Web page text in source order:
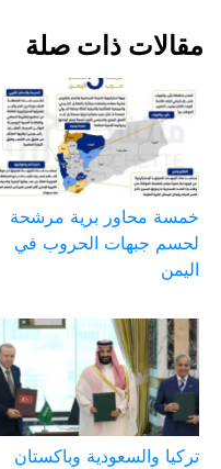
مقالات ذات صلة
خمسة محاور برية مرشحة
لحسم جبهات الحروب في
اليمن
تركيا والسعودية وباكستان